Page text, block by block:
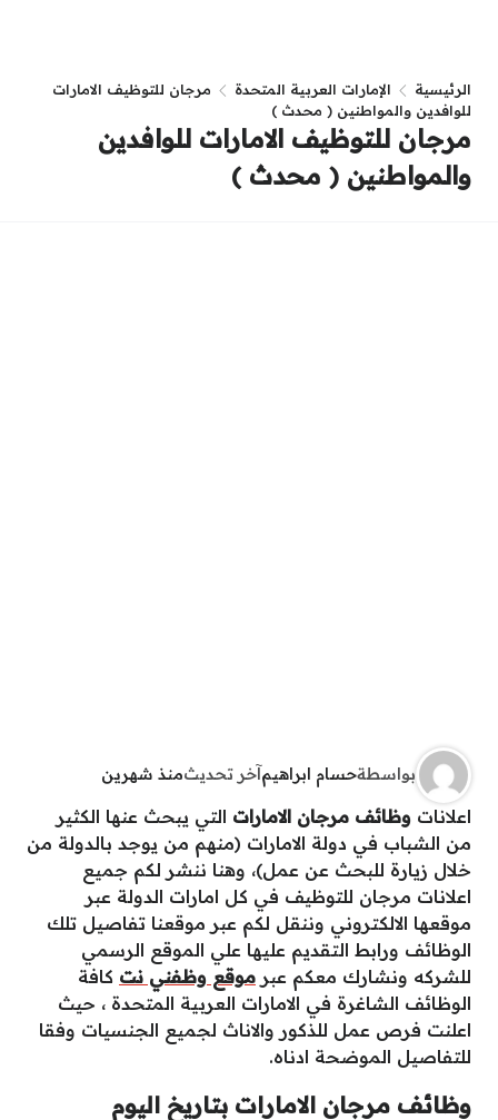
الرئيسية الإمارات العربية المتحدة
مرجان للتوظيف الامارات
للوافدين والمواطنين ( محدث )
مرجان للتوظيف الامارات للوافدين
والمواطنين ( محدث )
بواسطةحسام ابراهيمآخر تحديثمنذ شهرين
اعلانات وظائف مرجان الامارات التي يبحث عنها الكثير
من الشباب في دولة الامارات (منهم من يوجد بالدولة من
خلال زيارة للبحث عن عمل)، وهنا ننشر لكم جميع
اعلانات مرجان للتوظيف في كل امارات الدولة عبر
موقعها الالكتروني وننقل لكم عبر موقعنا تفاصيل تلك
الوظائف ورابط التقديم عليها علي الموقع الرسمي
للشركه ونشارك معكم عبر موقع وظفني نت كافة
الوظائف الشاغرة في الامارات العربية المتحدة ، حيث
اعلنت فرص عمل للذكور والاناث لجميع الجنسيات وفقا
للتفاصيل الموضحة ادناه.
وظائف مرجان الامارات بتاريخ اليوم